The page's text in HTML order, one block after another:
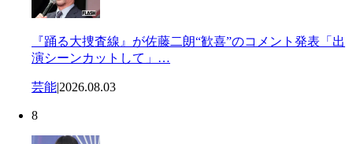
『踊る大捜査線』が佐藤二朗“歓喜”のコメント発表「出
演シーンカットして」…
芸能|2026.08.03
8